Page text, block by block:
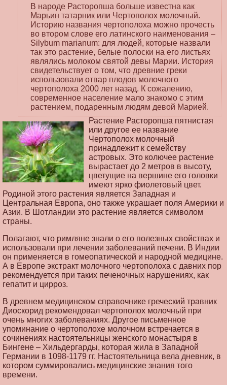
В народе Расторопша больше известна как
Марьин татарник или Чертополох молочный.
Историю названия чертополоха можно прочесть
во втором слове его латинского наименования –
Silybum marianum: для людей, которые назвали
так это растение, белые полоски на его листьях
являлись молоком святой девы Марии. История
свидетельствует о том, что древние греки
использовали отвар плодов молочного
чертополоха 2000 лет назад. К сожалению,
современное население мало знакомо с этим
растением, подаренным людям девой Марией.
Растение Расторопша пятнистая
или другое ее название
Чертополох молочный
принадлежит к семейству
астровых. Это колючее растение
вырастает до 2 метров в высоту,
цветущие на вершине его головки
имеют ярко фиолетовый цвет.
Родиной этого растения является Западная и
Центральная Европа, оно также украшает поля Америки и
Азии. В Шотландии это растение является символом
страны.
Полагают, что римляне знали о его полезных свойствах и
использовали при лечении заболеваний печени. В Индии
он применяется в гомеопатической и народной медицине.
А в Европе экстракт молочного чертополоха с давних пор
рекомендуется при таких печеночных нарушениях, как
гепатит и цирроз.
В древнем медицинском справочнике греческий травник
Диоскорид рекомендовал чертополох молочный при
очень многих заболеваниях. Другое письменное
упоминание о чертополохе молочном встречается в
сочинениях настоятельницы женского монастыря в
Бингене – Хильдергарды, которая жила в Западной
Германии в 1098-1179 гг. Настоятельница вела дневник, в
котором суммировались медицинские знания того
времени.